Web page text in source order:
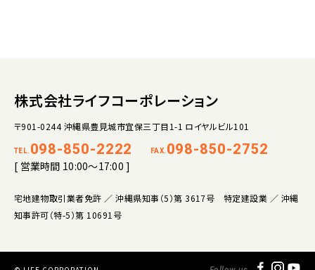
株式会社ライフコーポレーション
〒901-0244 沖縄県豊見城市宜保三丁目1-1 ロイヤルビル101
TEL. 098-850-2222 FAX. 098-850-2752
[ 営業時間 10:00～17:00 ]
宅地建物取引業者免許 ／ 沖縄県知事（5）第 3617号 特定建設業 ／ 沖縄
知事許可（特-5）第 10691号